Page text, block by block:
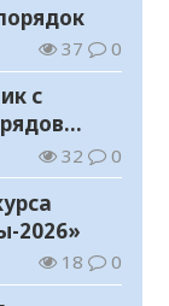
37 0
с
32 0
2026»
18 0